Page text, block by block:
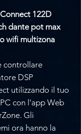
122D
dante pot max
wifi multizona
controllare
DSP
utilizzando il tuo
con l'app Web
Gli
ora hanno la